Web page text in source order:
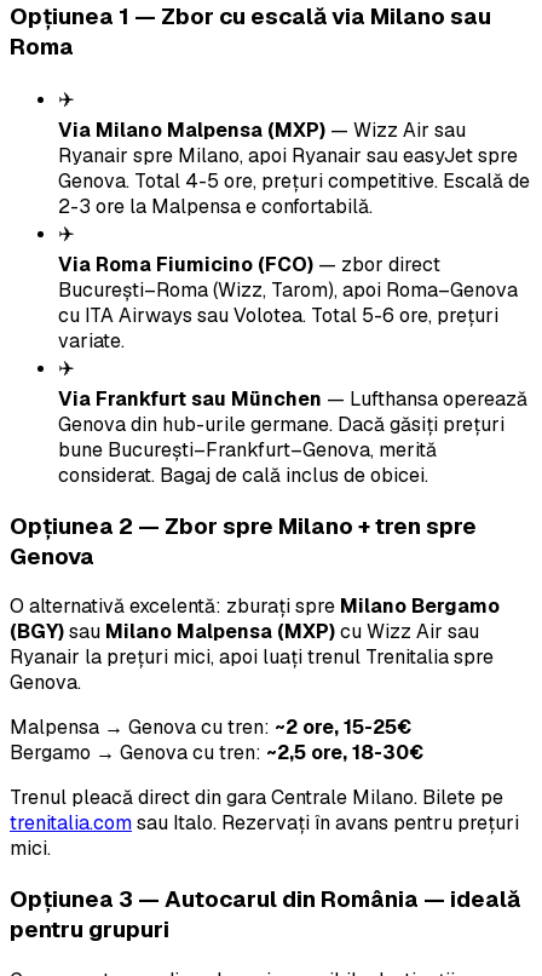
Opțiunea 1 — Zbor cu escală via Milano sau
Roma
✈️
Via Milano Malpensa (MXP) — Wizz Air sau
Ryanair spre Milano, apoi Ryanair sau easyJet spre
Genova. Total 4-5 ore, prețuri competitive. Escală de
2-3 ore la Malpensa e confortabilă.
✈️
Via Roma Fiumicino (FCO) — zbor direct
București–Roma (Wizz, Tarom), apoi Roma–Genova
cu ITA Airways sau Volotea. Total 5-6 ore, prețuri
variate.
✈️
Via Frankfurt sau München — Lufthansa operează
Genova din hub-urile germane. Dacă găsiți prețuri
bune București–Frankfurt–Genova, merită
considerat. Bagaj de cală inclus de obicei.
Opțiunea 2 — Zbor spre Milano + tren spre
Genova
O alternativă excelentă: zburați spre Milano Bergamo
(BGY)sau Milano Malpensa (MXP)cu Wizz Air sau
Ryanair la prețuri mici, apoi luați trenul Trenitalia spre
Genova.
Malpensa → Genova cu tren: ~2 ore, 15-25€
Bergamo → Genova cu tren: ~2,5 ore, 18-30€
Trenul pleacă direct din gara Centrale Milano. Bilete pe
trenitalia.comsau Italo. Rezervați în avans pentru prețuri
mici.
Opțiunea 3 — Autocarul din România — ideală
pentru grupuri